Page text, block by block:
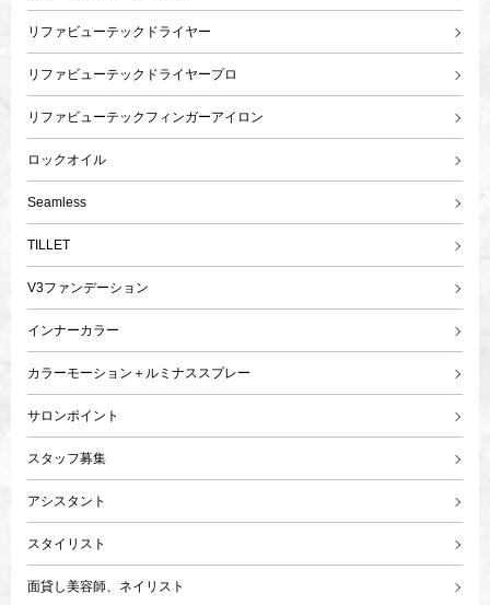
リファビューテックドライヤー
リファビューテックドライヤープロ
リファビューテックフィンガーアイロン
ロックオイル
Seamless
TILLET
V3ファンデーション
インナーカラー
カラーモーション＋ルミナススプレー
サロンポイント
スタッフ募集
アシスタント
スタイリスト
面貸し美容師、ネイリスト